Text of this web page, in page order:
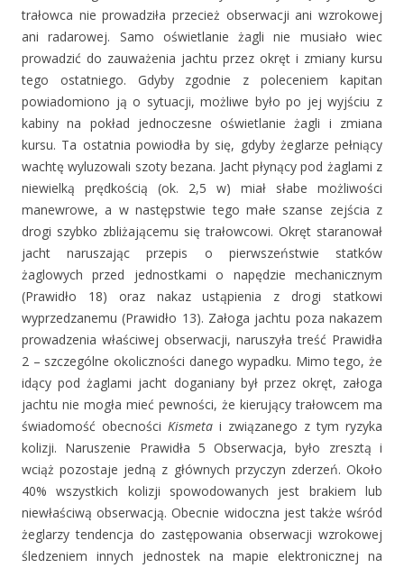
trałowca nie prowadziła przecież obserwacji ani wzrokowej
ani radarowej. Samo oświetlanie żagli nie musiało wiec
prowadzić do zauważenia jachtu przez okręt i zmiany kursu
tego ostatniego. Gdyby zgodnie z poleceniem kapitan
powiadomiono ją o sytuacji, możliwe było po jej wyjściu z
kabiny na pokład jednoczesne oświetlanie żagli i zmiana
kursu. Ta ostatnia powiodła by się, gdyby żeglarze pełniący
wachtę wyluzowali szoty bezana. Jacht płynący pod żaglami z
niewielką prędkością (ok. 2,5 w) miał słabe możliwości
manewrowe, a w następstwie tego małe szanse zejścia z
drogi szybko zbliżającemu się trałowcowi. Okręt staranował
jacht naruszając przepis o pierwszeństwie statków
żaglowych przed jednostkami o napędzie mechanicznym
(Prawidło 18) oraz nakaz ustąpienia z drogi statkowi
wyprzedzanemu (Prawidło 13). Załoga jachtu poza nakazem
prowadzenia właściwej obserwacji, naruszyła treść Prawidła
2 – szczególne okoliczności danego wypadku. Mimo tego, że
idący pod żaglami jacht doganiany był przez okręt, załoga
jachtu nie mogła mieć pewności, że kierujący trałowcem ma
świadomość obecności Kismeta i związanego z tym ryzyka
kolizji. Naruszenie Prawidła 5 Obserwacja, było zresztą i
wciąż pozostaje jedną z głównych przyczyn zderzeń. Około
40% wszystkich kolizji spowodowanych jest brakiem lub
niewłaściwą obserwacją. Obecnie widoczna jest także wśród
żeglarzy tendencja do zastępowania obserwacji wzrokowej
śledzeniem innych jednostek na mapie elektronicznej na